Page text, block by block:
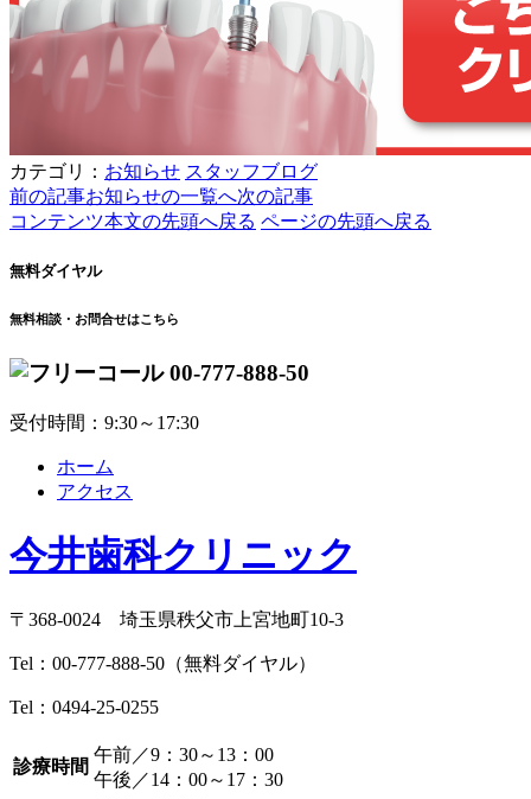
カテゴリ： お知らせ スタッフブログ
前の記事お知らせの一覧へ次の記事
コンテンツ本文の先頭へ戻る ページの先頭へ戻る
無料ダイヤル
無料相談・お問合せはこちら
00-777-888-50
受付時間：9:30～17:30
ホーム
アクセス
今井歯科クリニック
〒368-0024 埼玉県秩父市上宮地町10-3
Tel： 00-777-888-50 （無料ダイヤル）
Tel： 0494-25-0255
診療時間
午前／9：30～13：00
午後／14：00～17：30